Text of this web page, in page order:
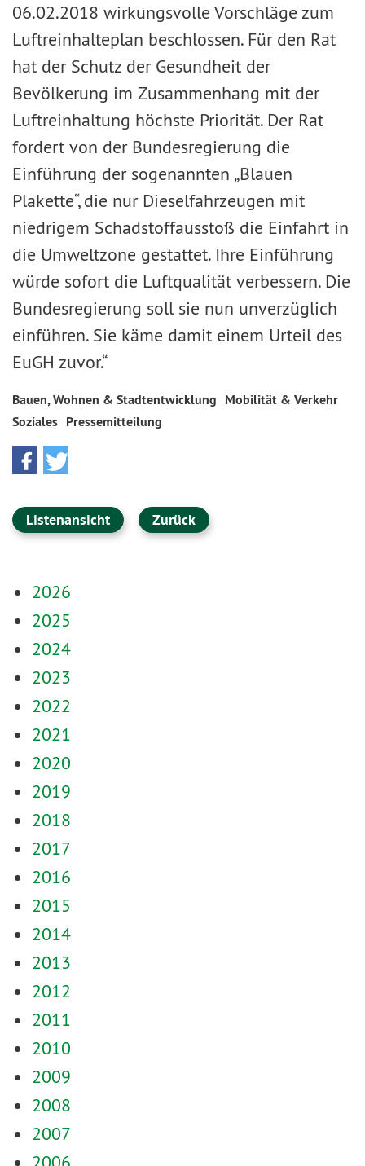
06.02.2018 wirkungsvolle Vorschläge zum
Luftreinhalteplan beschlossen. Für den Rat
hat der Schutz der Gesundheit der
Bevölkerung im Zusammenhang mit der
Luftreinhaltung höchste Priorität. Der Rat
fordert von der Bundesregierung die
Einführung der sogenannten „Blauen
Plakette“, die nur Dieselfahrzeugen mit
niedrigem Schadstoffausstoß die Einfahrt in
die Umweltzone gestattet. Ihre Einführung
würde sofort die Luftqualität verbessern. Die
Bundesregierung soll sie nun unverzüglich
einführen. Sie käme damit einem Urteil des
EuGH zuvor.“
Bauen, Wohnen & Stadtentwicklung Mobilität & Verkehr
Soziales Pressemitteilung
Listenansicht Zurück
2026
2025
2024
2023
2022
2021
2020
2019
2018
2017
2016
2015
2014
2013
2012
2011
2010
2009
2008
2007